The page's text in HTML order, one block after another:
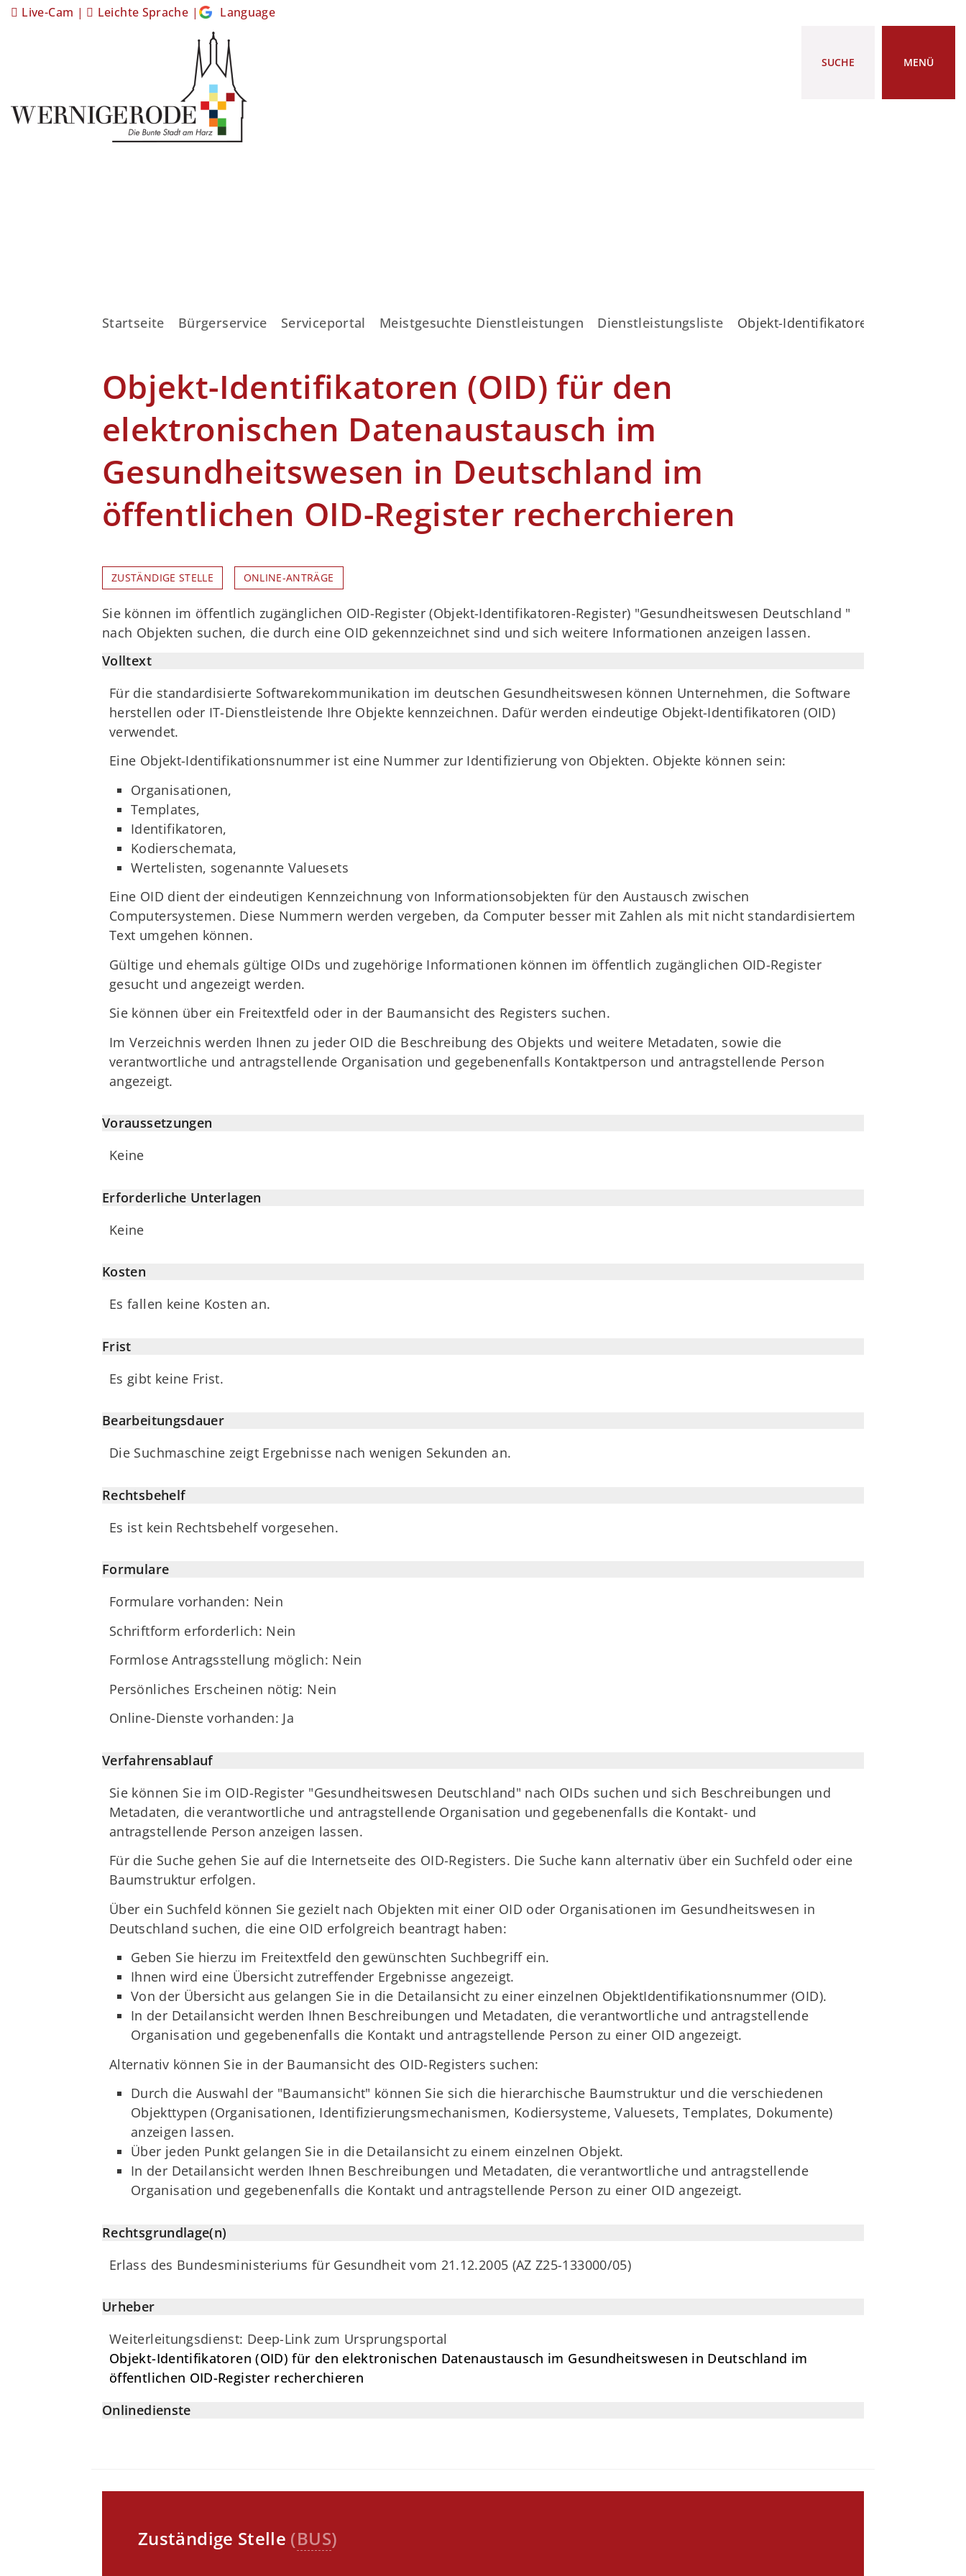
Live-Cam | Leichte Sprache | Language
SUCHE MENÜ
Startseite Bürgerservice Serviceportal Meistgesuchte Dienstleistungen Dienstleistungsliste Objekt-Identifikatoren (OID) für
Objekt-Identifikatoren (OID) für den
elektronischen Datenaustausch im
Gesundheitswesen in Deutschland im
öffentlichen OID-Register recherchieren
ZUSTÄNDIGE STELLE ONLINE-ANTRÄGE
Sie können im öffentlich zugänglichen OID-Register (Objekt-Identifikatoren-Register) "Gesundheitswesen Deutschland "
nach Objekten suchen, die durch eine OID gekennzeichnet sind und sich weitere Informationen anzeigen lassen.
Volltext
Für die standardisierte Softwarekommunikation im deutschen Gesundheitswesen können Unternehmen, die Software
herstellen oder IT-Dienstleistende Ihre Objekte kennzeichnen. Dafür werden eindeutige Objekt-Identifikatoren (OID)
verwendet.
Eine Objekt-Identifikationsnummer ist eine Nummer zur Identifizierung von Objekten. Objekte können sein:
Organisationen,
Templates,
Identifikatoren,
Kodierschemata,
Wertelisten, sogenannte Valuesets
Eine OID dient der eindeutigen Kennzeichnung von Informationsobjekten für den Austausch zwischen
Computersystemen. Diese Nummern werden vergeben, da Computer besser mit Zahlen als mit nicht standardisiertem
Text umgehen können.
Gültige und ehemals gültige OIDs und zugehörige Informationen können im öffentlich zugänglichen OID-Register
gesucht und angezeigt werden.
Sie können über ein Freitextfeld oder in der Baumansicht des Registers suchen.
Im Verzeichnis werden Ihnen zu jeder OID die Beschreibung des Objekts und weitere Metadaten, sowie die
verantwortliche und antragstellende Organisation und gegebenenfalls Kontaktperson und antragstellende Person
angezeigt.
Voraussetzungen
Keine
Erforderliche Unterlagen
Keine
Kosten
Es fallen keine Kosten an.
Frist
Es gibt keine Frist.
Bearbeitungsdauer
Die Suchmaschine zeigt Ergebnisse nach wenigen Sekunden an.
Rechtsbehelf
Es ist kein Rechtsbehelf vorgesehen.
Formulare
Formulare vorhanden: Nein
Schriftform erforderlich: Nein
Formlose Antragsstellung möglich: Nein
Persönliches Erscheinen nötig: Nein
Online-Dienste vorhanden: Ja
Verfahrensablauf
Sie können Sie im OID-Register "Gesundheitswesen Deutschland" nach OIDs suchen und sich Beschreibungen und
Metadaten, die verantwortliche und antragstellende Organisation und gegebenenfalls die Kontakt- und
antragstellende Person anzeigen lassen.
Für die Suche gehen Sie auf die Internetseite des OID-Registers. Die Suche kann alternativ über ein Suchfeld oder eine
Baumstruktur erfolgen.
Über ein Suchfeld können Sie gezielt nach Objekten mit einer OID oder Organisationen im Gesundheitswesen in
Deutschland suchen, die eine OID erfolgreich beantragt haben:
Geben Sie hierzu im Freitextfeld den gewünschten Suchbegriff ein.
Ihnen wird eine Übersicht zutreffender Ergebnisse angezeigt.
Von der Übersicht aus gelangen Sie in die Detailansicht zu einer einzelnen ObjektIdentifikationsnummer (OID).
In der Detailansicht werden Ihnen Beschreibungen und Metadaten, die verantwortliche und antragstellende
Organisation und gegebenenfalls die Kontakt und antragstellende Person zu einer OID angezeigt.
Alternativ können Sie in der Baumansicht des OID-Registers suchen:
Durch die Auswahl der "Baumansicht" können Sie sich die hierarchische Baumstruktur und die verschiedenen
Objekttypen (Organisationen, Identifizierungsmechanismen, Kodiersysteme, Valuesets, Templates, Dokumente)
anzeigen lassen.
Über jeden Punkt gelangen Sie in die Detailansicht zu einem einzelnen Objekt.
In der Detailansicht werden Ihnen Beschreibungen und Metadaten, die verantwortliche und antragstellende
Organisation und gegebenenfalls die Kontakt und antragstellende Person zu einer OID angezeigt.
Rechtsgrundlage(n)
Erlass des Bundesministeriums für Gesundheit vom 21.12.2005 (AZ Z25-133000/05)
Urheber
Weiterleitungsdienst: Deep-Link zum Ursprungsportal
Objekt-Identifikatoren (OID) für den elektronischen Datenaustausch im Gesundheitswesen in Deutschland im
öffentlichen OID-Register recherchieren
Onlinedienste
Zuständige Stelle (BUS)